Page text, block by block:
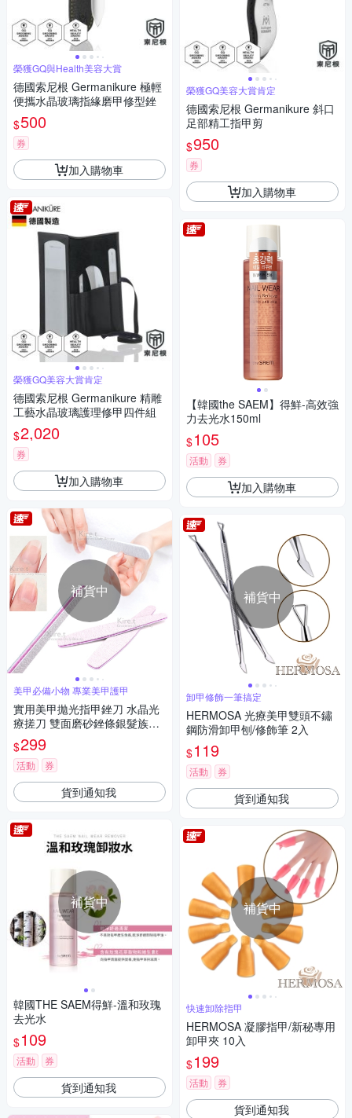
榮獲GQ與Health美容大賞
德國索尼根 Germanikure 極輕
便攜水晶玻璃指緣磨甲修型銼
$500
券
加入購物車
榮獲GQ美容大賞肯定
德國索尼根 Germanikure 精雕
工藝水晶玻璃護理修甲四件組
$2,020
券
加入購物車
補貨中
美甲必備小物 專業美甲護甲
實用美甲拋光指甲銼刀 水晶光
療搓刀 雙面磨砂銼條銀髮族護
理-超值4入 kiret
$299
活動 券
貨到通知我
補貨中
韓國THE SAEM得鮮-溫和玫瑰
去光水
$109
活動 券
貨到通知我
榮獲GQ美容大賞肯定
德國索尼根 Germanikure 斜口
足部精工指甲剪
$950
券
加入購物車
【韓國the SAEM】得鮮-高效強
力去光水150ml
$105
活動 券
加入購物車
補貨中
卸甲修飾一筆搞定
HERMOSA 光療美甲雙頭不鏽
鋼防滑卸甲刨/修飾筆 2入
$119
活動 券
貨到通知我
補貨中
快速卸除指甲
HERMOSA 凝膠指甲/新秘專用
卸甲夾 10入
$199
活動 券
貨到通知我